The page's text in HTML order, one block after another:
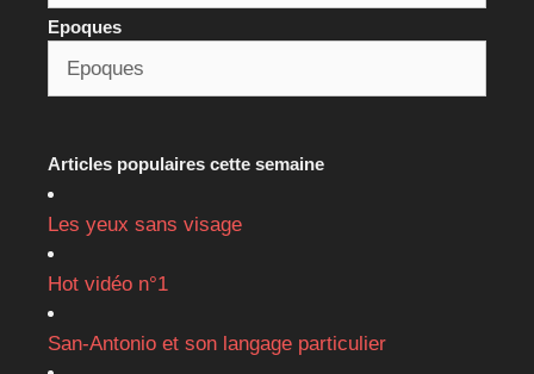
Epoques
Articles populaires cette semaine
Les yeux sans visage
Hot vidéo n°1
San-Antonio et son langage particulier